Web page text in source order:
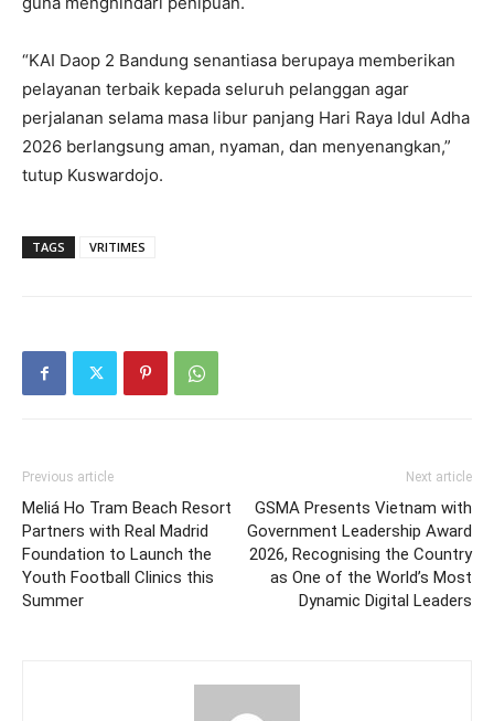
“KAI Daop 2 Bandung senantiasa berupaya memberikan
pelayanan terbaik kepada seluruh pelanggan agar
perjalanan selama masa libur panjang Hari Raya Idul Adha
2026 berlangsung aman, nyaman, dan menyenangkan,”
tutup Kuswardojo.
TAGS VRITIMES
Previous article
Meliá Ho Tram Beach Resort
Partners with Real Madrid
Foundation to Launch the
Youth Football Clinics this
Summer
Next article
GSMA Presents Vietnam with
Government Leadership Award
2026, Recognising the Country
as One of the World’s Most
Dynamic Digital Leaders